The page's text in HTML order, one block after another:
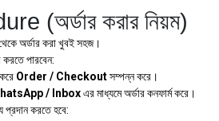
(অর্ডার করার নিয়ম)
অর্ডার করা খুবই সহজ।
করতে পারবেন:
Order / Checkoutসম্পন্ন করে।
/ Inboxএর মাধ্যমে অর্ডার কনফার্ম করে।
প্রদান করতে হবে: